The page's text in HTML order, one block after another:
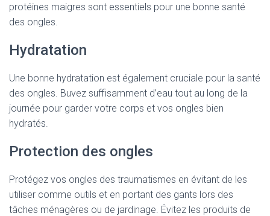
protéines maigres sont essentiels pour une bonne santé
des ongles.
Hydratation
Une bonne hydratation est également cruciale pour la santé
des ongles. Buvez suffisamment d’eau tout au long de la
journée pour garder votre corps et vos ongles bien
hydratés.
Protection des ongles
Protégez vos ongles des traumatismes en évitant de les
utiliser comme outils et en portant des gants lors des
tâches ménagères ou de jardinage. Évitez les produits de